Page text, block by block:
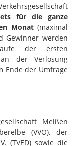
für die ganze
Monat (maximal
Gewinner werden
der ersten
der Verlosung
Ende der Umfrage
Meißen
(VVO), der
(TVED) sowie die